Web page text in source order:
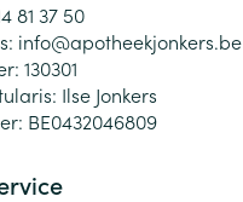
81 37 50
info@apotheekjonkers.be
130301
Ilse Jonkers
BE0432046809